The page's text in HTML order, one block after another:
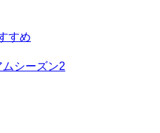
すめ
シーズン2